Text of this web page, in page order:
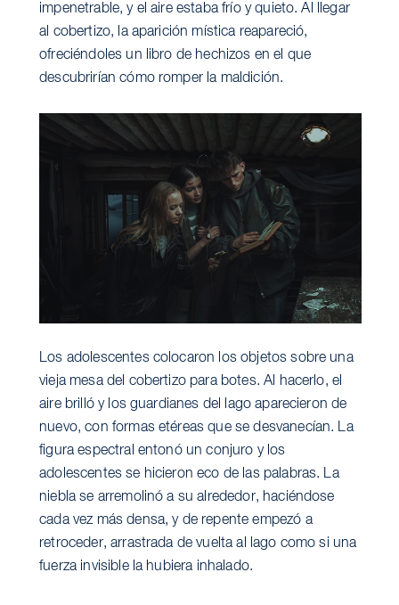
impenetrable, y el aire estaba frío y quieto. Al llegar
al cobertizo, la aparición mística reapareció,
ofreciéndoles un libro de hechizos en el que
descubrirían cómo romper la maldición.
Los adolescentes colocaron los objetos sobre una
vieja mesa del cobertizo para botes. Al hacerlo, el
aire brilló y los guardianes del lago aparecieron de
nuevo, con formas etéreas que se desvanecían. La
figura espectral entonó un conjuro y los
adolescentes se hicieron eco de las palabras. La
niebla se arremolinó a su alrededor, haciéndose
cada vez más densa, y de repente empezó a
retroceder, arrastrada de vuelta al lago como si una
fuerza invisible la hubiera inhalado.